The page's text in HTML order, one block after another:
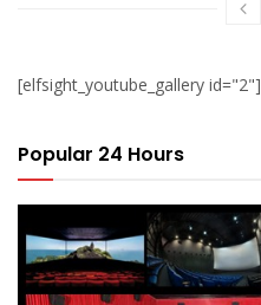
[elfsight_youtube_gallery id="2"]
Popular 24 Hours